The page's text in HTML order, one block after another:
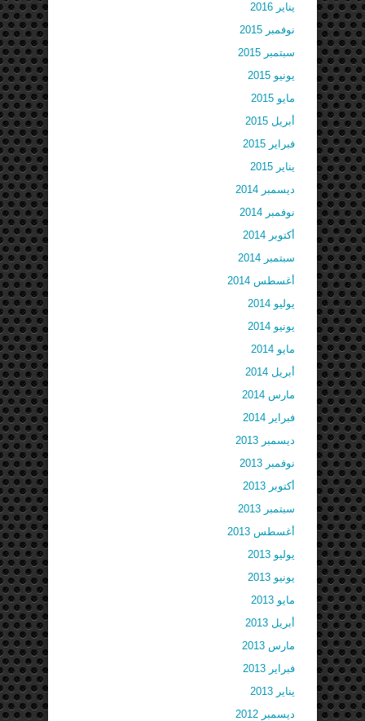
يناير 2016
نوفمبر 2015
سبتمبر 2015
يونيو 2015
مايو 2015
أبريل 2015
فبراير 2015
يناير 2015
ديسمبر 2014
نوفمبر 2014
أكتوبر 2014
سبتمبر 2014
أغسطس 2014
يوليو 2014
يونيو 2014
مايو 2014
أبريل 2014
مارس 2014
فبراير 2014
ديسمبر 2013
نوفمبر 2013
أكتوبر 2013
سبتمبر 2013
أغسطس 2013
يوليو 2013
يونيو 2013
مايو 2013
أبريل 2013
مارس 2013
فبراير 2013
يناير 2013
ديسمبر 2012